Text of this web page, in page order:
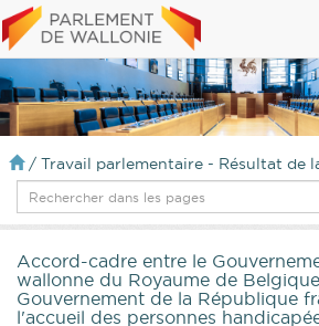
/ Travail parlementaire - Résultat de
Accord-cadre entre le
wallonne du Royaume de
Gouvernement de la République
l'accueil des personnes